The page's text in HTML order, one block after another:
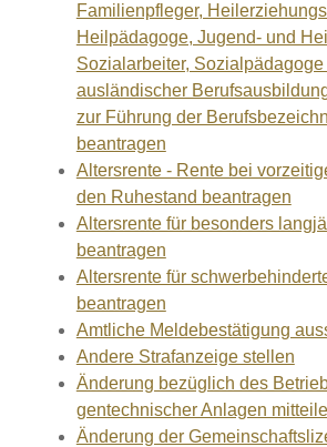
Familienpfleger,
Heilpädagoge, Jugend- und
Sozialarbeiter, Sozialpädagoge
ausländischer
zur Führung der
beantragen
Altersrente - Rente bei
den Ruhestand beantragen
Altersrente für besonders
beantragen
Altersrente für
beantragen
Amtliche Meldebestätigung
Andere Strafanzeige stellen
Änderung bezüglich des
gentechnischer Anlagen
Änderung der